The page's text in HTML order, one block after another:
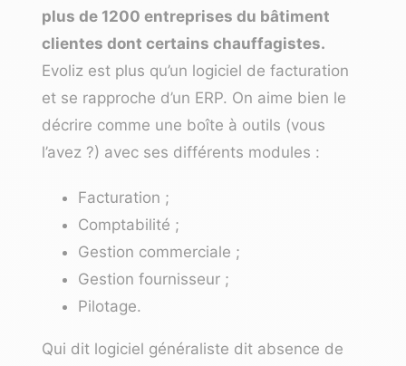
plus de 1200 entreprises du bâtiment
clientes dont certains chauffagistes.
Evoliz est plus qu’un logiciel de facturation
et se rapproche d’un ERP. On aime bien le
décrire comme une boîte à outils (vous
l’avez ?) avec ses différents modules :
Facturation ;
Comptabilité ;
Gestion commerciale ;
Gestion fournisseur ;
Pilotage.
Qui dit logiciel généraliste dit absence de